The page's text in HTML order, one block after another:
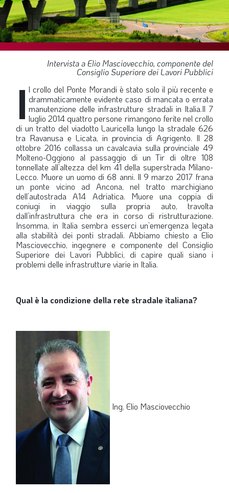
SOMMARIO
EDITORIALE
PREVIDENZA
FOCUS
PROFESSIONE
TERZA PAGINA
LE FOTO DEL FIL ROUGE
IN QUESTO NUMERO
SCENARIO ECONOMICO
SPAZIO APERTO
GOVERNANCE
FONDAZIONE
ASSOCIAZIONI
LA VIGNETTA DI EVASIO
SPECIALE
Intervista a Elio Masciovecchio, componente del
Consiglio Superiore dei Lavori Pubblici
I l crollo del Ponte Morandi è stato solo il più recente e
drammaticamente evidente caso di mancata o errata
manutenzione delle infrastrutture stradali in Italia.Il 7
luglio 2014 quattro persone rimangono ferite nel crollo
di un tratto del viadotto Lauricella lungo la stradale 626
tra Ravanusa e Licata, in provincia di Agrigento. Il 28
ottobre 2016 collassa un cavalcavia sulla provinciale 49
Molteno-Oggiono al passaggio di un Tir di oltre 108
tonnellate all’altezza del km 41 della superstrada Milano-
Lecco. Muore un uomo di 68 anni. Il 9 marzo 2017 frana
un ponte vicino ad Ancona, nel tratto marchigiano
dell’autostrada A14 Adriatica. Muore una coppia di
coniugi in viaggio sulla propria auto, travolta
dall’infrastruttura che era in corso di ristrutturazione.
Insomma, in Italia sembra esserci un’emergenza legata
alla stabilità dei ponti stradali. Abbiamo chiesto a Elio
Masciovecchio, ingegnere e componente del Consiglio
Superiore dei Lavori Pubblici, di capire quali siano i
problemi delle infrastrutture viarie in Italia.
Qual è la condizione della rete stradale italiana?
Ing. Elio Masciovecchio